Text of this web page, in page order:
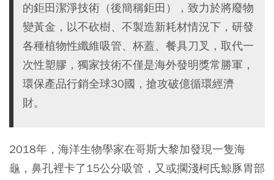
的鉅田潔淨技術（後簡稱鉅田），致力於將廢物
變黃金，以不砍樹、不製造新耗材情況下，研發
各種植物性纖維吸管、杯蓋、餐具刀叉，取代一
次性塑膠，獨家技術不僅是海外發明獎常勝軍，
環保產品行銷全球30國，搶攻破億循環經濟
財。
2018年，海洋生物學家在哥斯大黎加發現一隻海
龜，鼻孔裡卡了15公分吸管，又或擱淺柯氏鯨豚胃部